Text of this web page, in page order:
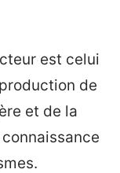
est celui
de
et de la